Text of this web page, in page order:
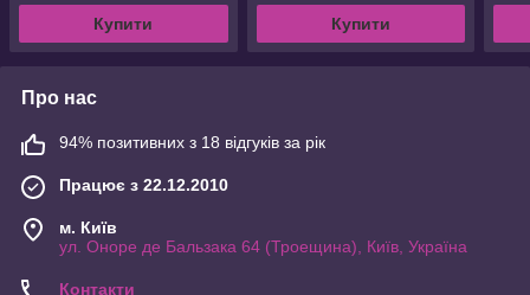
Купити Купити
Про нас
94% позитивних з 18 відгуків за рік
Працює з 22.12.2010
м. Київ
ул. Оноре де Бальзака 64 (Троещина), Київ, Україна
Контакти